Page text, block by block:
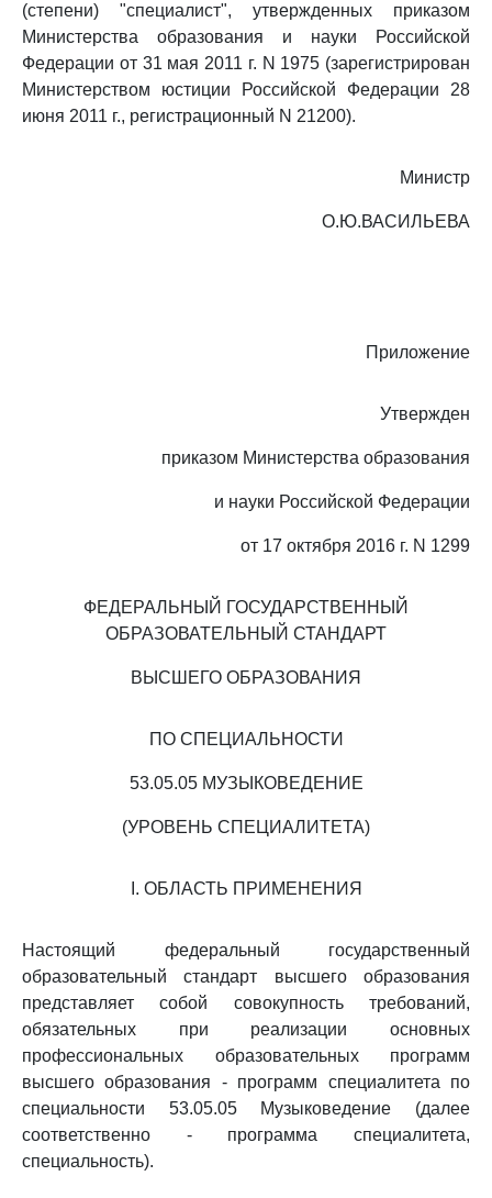
(степени) "специалист", утвержденных приказом
Министерства образования и науки Российской
Федерации от 31 мая 2011 г. N 1975 (зарегистрирован
Министерством юстиции Российской Федерации 28
июня 2011 г., регистрационный N 21200).
Министр
О.Ю.ВАСИЛЬЕВА
Приложение
Утвержден
приказом Министерства образования
и науки Российской Федерации
от 17 октября 2016 г. N 1299
ФЕДЕРАЛЬНЫЙ ГОСУДАРСТВЕННЫЙ
ОБРАЗОВАТЕЛЬНЫЙ СТАНДАРТ
ВЫСШЕГО ОБРАЗОВАНИЯ
ПО СПЕЦИАЛЬНОСТИ
53.05.05 МУЗЫКОВЕДЕНИЕ
(УРОВЕНЬ СПЕЦИАЛИТЕТА)
I. ОБЛАСТЬ ПРИМЕНЕНИЯ
Настоящий федеральный государственный
образовательный стандарт высшего образования
представляет собой совокупность требований,
обязательных при реализации основных
профессиональных образовательных программ
высшего образования - программ специалитета по
специальности 53.05.05 Музыковедение (далее
соответственно - программа специалитета,
специальность).